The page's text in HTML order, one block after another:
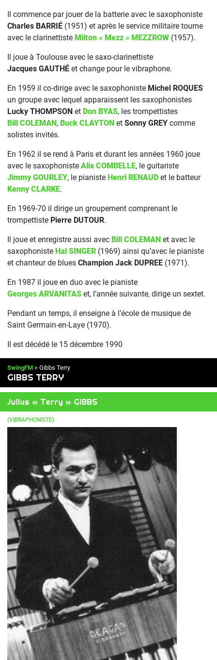
Il commence par jouer de la batterie avec le saxophoniste
Charles BARRIÉ (1951) et après le service militaire tourne
avec le clarinettiste Milton « Mezz » MEZZROW (1957).
Il joue à Toulouse avec le saxo-clarinettiste
Jacques GAUTHÉ et change pour le vibraphone.
En 1959 il co-dirige avec le saxophoniste Michel ROQUES
un groupe avec lequel apparaissent les saxophonistes
Lucky THOMPSON et Don BYAS, les trompettistes
Bill COLEMAN , Buck CLAYTON et Sonny GREY comme
solistes invités.
En 1962 il se rend à Paris et durant les années 1960 joue
avec le saxophoniste Alix COMBELLE, le guitariste
Jimmy GOURLEY, le pianiste Henri RENAUD et le batteur
Kenny CLARKE.
En 1969-70 il dirige un groupement comprenant le
trompettiste Pierre DUTOUR.
Il joue et enregistre aussi avec Bill COLEMAN et avec le
saxophoniste Hal SINGER (1969) ainsi qu’avec le pianiste
et chanteur de blues Champion Jack DUPREE (1971).
En 1987 il joue en duo avec le pianiste
Georges ARVANITAS et, l’année suivante, dirige un sextet.
Pendant un temps, il enseigne à l’école de musique de
Saint Germain-en-Laye (1970).
Il est décédé le 15 décembre 1990
SwingFM > Gibbs Terry
GIBBS TERRY
Julius « Terry » GIBBS
(VIBRAPHONISTE)